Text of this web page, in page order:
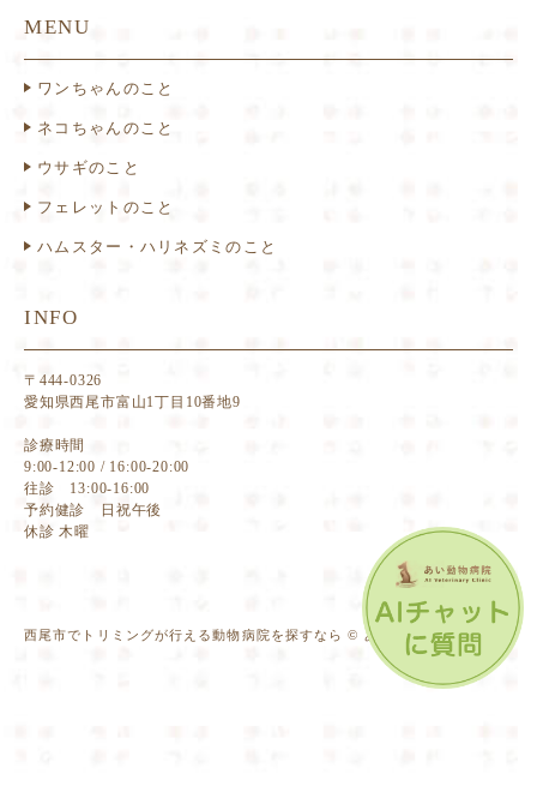
MENU
ワンちゃんのこと
ネコちゃんのこと
ウサギのこと
フェレットのこと
ハムスター・ハリネズミのこと
INFO
〒444-0326
愛知県西尾市富山1丁目10番地9
診療時間
9:00-12:00 / 16:00-20:00
往診 13:00-16:00
予約健診 日祝午後
休診 木曜
西尾市でトリミングが行える動物病院を探すなら © あい動物病院